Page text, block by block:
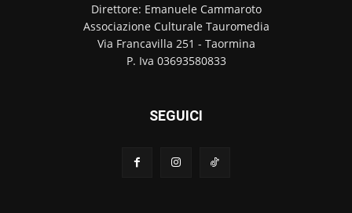
Direttore: Emanuele Cammaroto
Associazione Culturale Tauromedia
Via Francavilla 251 - Taormina
P. Iva 03693580833
SEGUICI